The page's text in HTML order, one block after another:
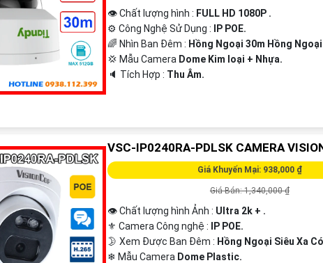
👁 Chất lượng hình : FULL HD 1080P .
⚙ Công Nghệ Sử Dụng :
IP POE.
🌈 Nhìn Ban Đêm : Hồng Ngoại 30m Hồng
💢 Mẫu Camera Dome Kim loại + Nhựa.
️🔈 Tích Hợp : Thu Âm.
VSC-IP0240RA-PDLSK CAMERA
Giá Khuyến Mại: 938,000 ₫
Giá Bán: 1,340,000 ₫
👁 Chất lượng hình Ảnh : Ultra 2k + .
⚜️ Camera Công nghệ : IP POE.
🌛 Xem Được Ban Đêm : Hồng Ngoại Siêu Xa
❄ Mẫu Camera Dome Plastic.